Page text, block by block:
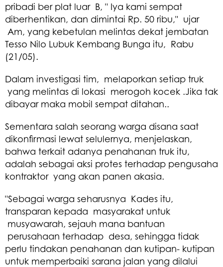
pribadi ber plat luar B, " Iya kami sempat
diberhentikan, dan dimintai Rp. 50 ribu," ujar
Am, yang kebetulan melintas dekat jembatan
Tesso Nilo Lubuk Kembang Bunga itu, Rabu
(21/05).
Dalam investigasi tim, melaporkan setiap truk
yang melintas di lokasi merogoh kocek .Jika tak
dibayar maka mobil sempat ditahan..
Sementara salah seorang warga disana saat
dikonfirmasi lewat selulernya, menjelaskan,
bahwa terkait adanya penahanan truk itu,
adalah sebagai aksi protes terhadap pengusaha
kontraktor yang akan panen akasia.
"Sebagai warga seharusnya Kades itu,
transparan kepada masyarakat untuk
musyawarah, sejauh mana bantuan
perusahaan terhadap desa, sehingga tidak
perlu tindakan penahanan dan kutipan- kutipan
untuk memperbaiki sarana jalan yang dilalui